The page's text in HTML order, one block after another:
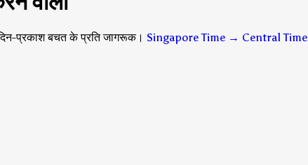
प्रकाश बचत के प्रति जागरूक। Singapore Time → Central Time